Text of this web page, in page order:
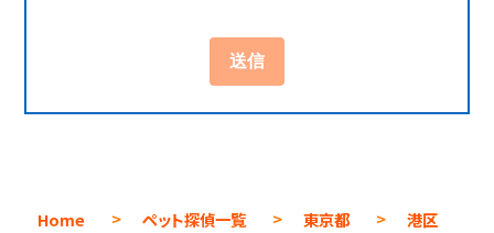
Home > ペット探偵一覧 > 東京都 >
港区